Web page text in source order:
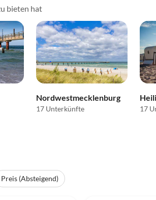
bieten hat
Nordwestmecklenburg
17 Unterkünfte 17
Preis (Absteigend)
Top-Inserat